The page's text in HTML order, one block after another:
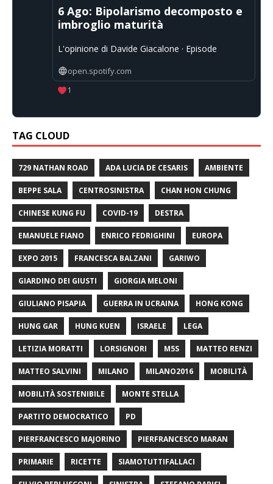
6 Ago: Bipolarismo decomposto e
imbroglio maturità
L'opinione di Davide Giacalone · Episode
open.spotify.com
1
TAG CLOUD
729 NATHAN ROAD ADA LUCIA DE CESARIS AMBIENTE
BEPPE SALA CENTROSINISTRA CHAN HON CHUNG
CHINESE KUNG FU COVID-19 DESTRA
EMANUELE FIANO ENRICO FEDRIGHINI EUROPA
EXPO 2015 FRANCESCA BALZANI GARIWO
GIARDINO DEI GIUSTI GIORGIA MELONI
GIULIANO PISAPIA GUERRA IN UCRAINA HONG KONG
HUNG GAR HUNG KUEN ISRAELE LEGA
LETIZIA MORATTI LORSIGNORI M5S MATTEO RENZI
MATTEO SALVINI MILANO MILANO2016 MOBILITÀ
MOBILITÀ SOSTENIBILE MONTE STELLA
PARTITO DEMOCRATICO PD
PIERFRANCESCO MAJORINO PIERFRANCESCO MARAN
PRIMARIE RICETTE SIAMOTUTTIFALLACI